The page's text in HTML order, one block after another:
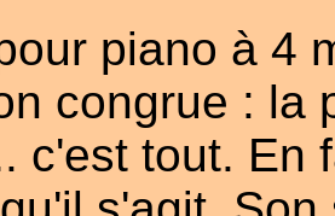
piano à 4
congrue : la
c'est tout. En